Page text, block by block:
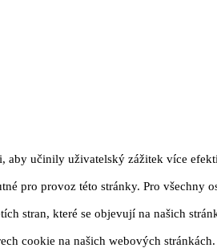
aby učinily uživatelský zážitek více
pro provoz této stránky. Pro všechny
stran, které se objevují na našich
cookie na našich webových stránkách.